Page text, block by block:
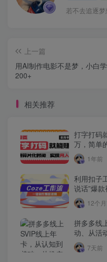
若不去追逐
上一篇
用AI制作电影不是梦，小白
200+
相关推荐
打字打码
万，简单
1年前
利用扣子
说话”爆
12个
拼多多线
动、从活
7天前